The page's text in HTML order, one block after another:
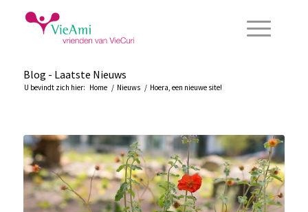
Blog - Laatste Nieuws
U bevindt zich hier: Home / Nieuws / Hoera, een nieuwe site!